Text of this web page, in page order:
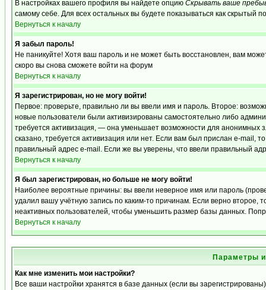
В настройках вашего профиля вы найдете опцию Скрывать ваше
самому себе. Для всех остальных вы будете показываться как скрытый
Вернуться к началу
Я забыл пароль!
Не паникуйте! Хотя ваш пароль и не может быть восстановлен, вам
скоро вы снова сможете войти на форум
Вернуться к началу
Я зарегистрирован, но не могу войти!
Первое: проверьте, правильно ли вы ввели имя и пароль. Второе:
новые пользователи были активизированы самостоятельно либо
требуется активизация, — она уменьшает возможности для анонимных
сказано, требуется активизация или нет. Если вам был прислан e-mail,
правильный адрес e-mail. Если же вы уверены, что ввели правильный
Вернуться к началу
Я был зарегистрирован, но больше не могу войти!
Наиболее вероятные причины: вы ввели неверное имя или пароль
удалил вашу учётную запись по каким-то причинам. Если верно
неактивных пользователей, чтобы уменьшить размер базы данных.
Вернуться к началу
Параметры
Как мне изменить мои настройки?
Все ваши настройки хранятся в базе данных (если вы